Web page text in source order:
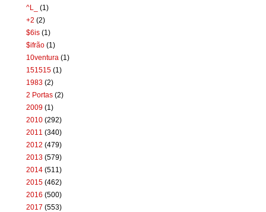
^L_
(1)
+2 (2)
$6is (1)
$ifrão (1)
10ventura (1)
151515 (1)
1983 (2)
2 Portas (2)
2009 (1)
2010 (292)
2011 (340)
2012 (479)
2013 (579)
2014 (511)
2015 (462)
2016 (500)
2017 (553)